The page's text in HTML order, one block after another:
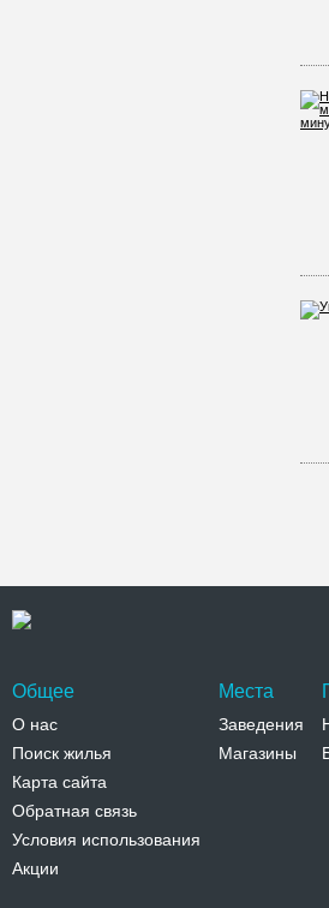
Общее
О нас
Поиск жилья
Карта сайта
Обратная связь
Условия использования
Акции
Места
Заведения
Магазины